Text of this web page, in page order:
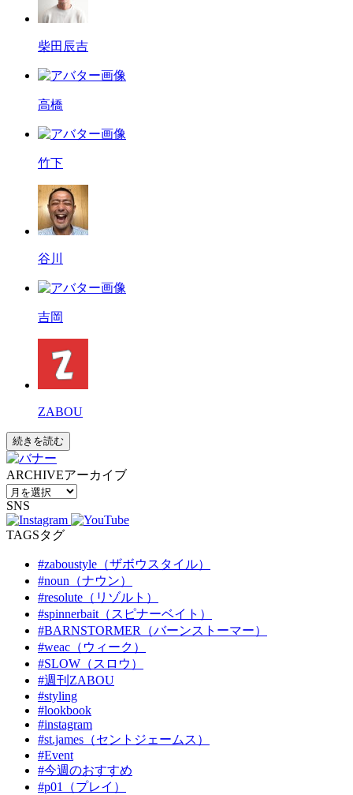
柴田辰吉
高橋
竹下
谷川
吉岡
ZABOU
続きを読む
ARCHIVEアーカイブ
SNS
TAGSタグ
#zaboustyle（ザボウスタイル）
#noun（ナウン）
#resolute（リゾルト）
#spinnerbait（スピナーベイト）
#BARNSTORMER（バーンストーマー）
#weac（ウィーク）
#SLOW（スロウ）
#週刊ZABOU
#styling
#lookbook
#instagram
#st.james（セントジェームス）
#Event
#今週のおすすめ
#p01（プレイ）